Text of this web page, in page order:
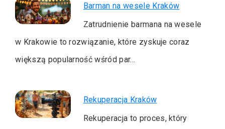
Barman na wesele Kraków
Zatrudnienie barmana na wesele
w Krakowie to rozwiązanie, które zyskuje coraz
większą popularność wśród par…
Rekuperacja Kraków
Rekuperacja to proces, który